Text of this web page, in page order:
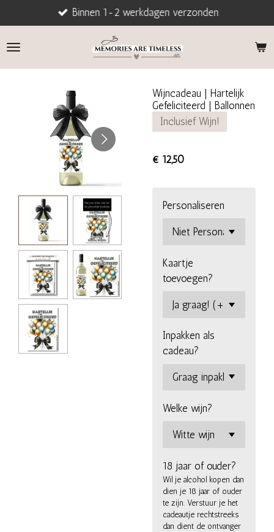
direct
naar
Binnen 1-2 werkdagen verzonden
Wijncadeau | Hartelijk
Gefeliciteerd | Ballonnen
Inclusief Wijn!
€ 12,50
Personaliseren
Kaartje
toevoegen?
Inpakken als
cadeau?
Welke wijn?
18 jaar of ouder?
Wil je alcohol kopen dan
dien je 18 jaar of ouder
te zijn. Verstuur je het
cadeautje rechtstreeks
dan dient de ontvanger